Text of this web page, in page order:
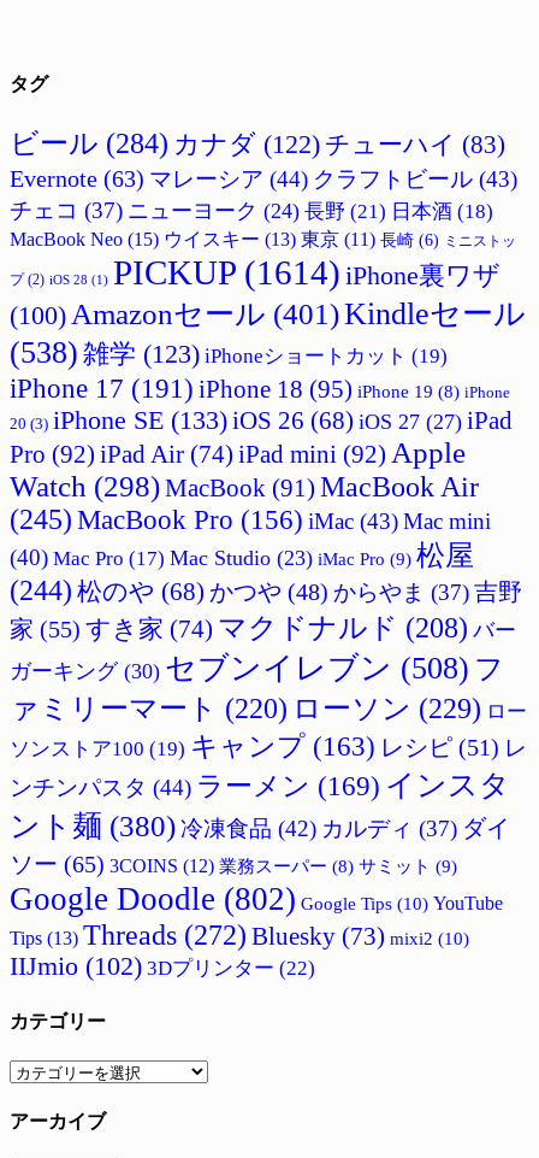
タグ
ビール (284) カナダ (122) チューハイ (83)
Evernote (63) マレーシア (44) クラフトビール (43)
チェコ (37) ニューヨーク (24) 長野 (21) 日本酒 (18)
MacBook Neo (15) ウイスキー (13) 東京 (11) 長崎 (6) ミニストッ
プ(2) iOS 28 (1) PICKUP (1614) iPhone裏ワザ
(100) Amazonセール (401)Kindleセール
(538) 雑学 (123) iPhoneショートカット (19)
iPhone 17 (191) iPhone 18 (95) iPhone 19 (8) iPhone
20 (3) iPhone SE (133)iOS 26 (68) iOS 27 (27) iPad
Pro (92) iPad Air (74) iPad mini (92) Apple
Watch (298)MacBook (91) MacBook Air
(245) MacBook Pro (156) iMac (43)Mac mini
(40) Mac Pro (17) Mac Studio (23) iMac Pro (9) 松屋
(244) 松のや (68) かつや (48) からやま (37)吉野
家 (55) すき家 (74) マクドナルド (208) バー
ガーキング(30) セブンイレブン (508) フ
ァミリーマート (220) ローソン (229) ロー
ソンストア100 (19) キャンプ (163) レシピ (51) レ
ンチンパスタ (44) ラーメン (169) インスタ
ント麺 (380)冷凍食品 (42) カルディ (37) ダイ
ソー (65) 3COINS (12) 業務スーパー (8) サミット (9)
Google Doodle (802) Google Tips (10) YouTube
Tips (13) Threads (272) Bluesky (73) mixi2 (10)
IIJmio (102) 3Dプリンター (22)
カテゴリー
カ
ゴ
アーカイブ